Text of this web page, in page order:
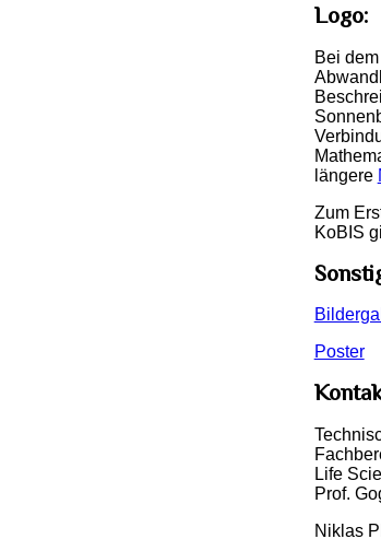
Logo:
Bei
längere
Zum
KoBIS
Poster
Life
Prof.
Niklas